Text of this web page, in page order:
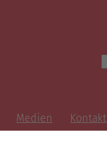
Medien Kontakt